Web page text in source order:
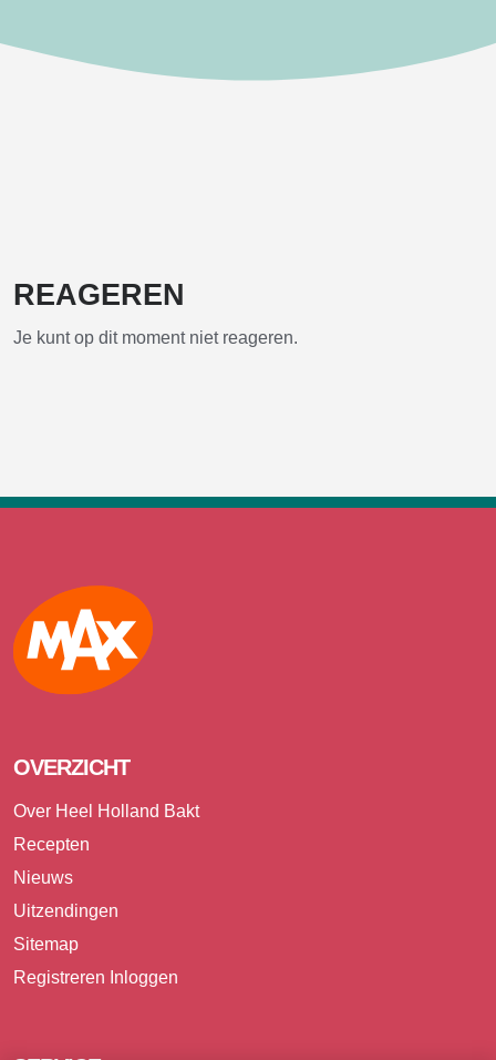
REAGEREN
Je kunt op dit moment niet reageren.
Max
OVERZICHT
Over Heel Holland Bakt
Recepten
Nieuws
Uitzendingen
Sitemap
Registreren Inloggen